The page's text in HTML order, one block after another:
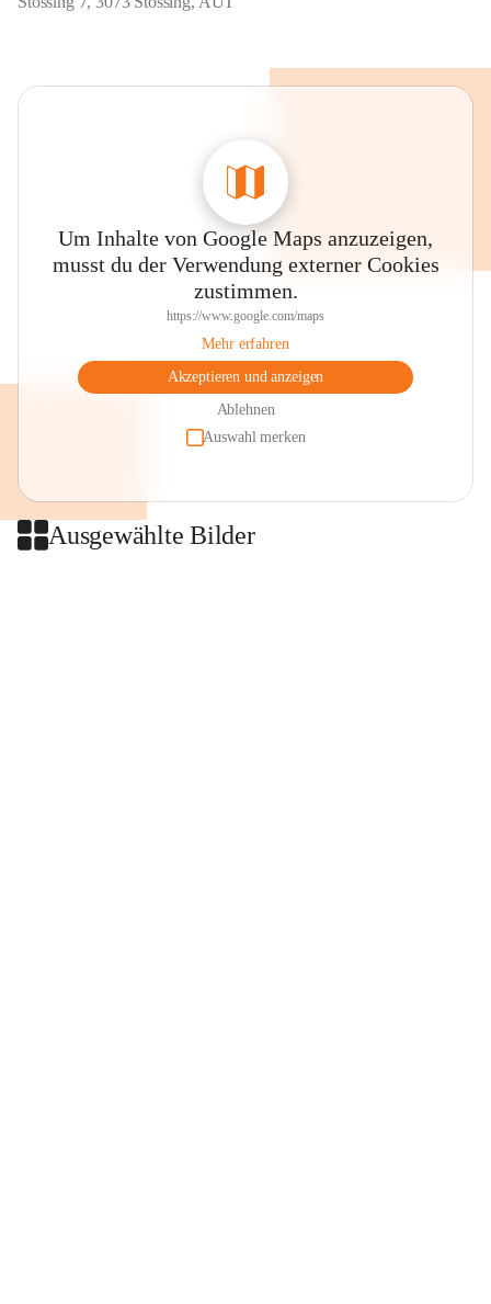
Um Inhalte von Google Maps anzuzeigen,
musst du der Verwendung externer Cookies
zustimmen.
https://www.google.com/maps
Mehr erfahren
Akzeptieren und anzeigen
Ablehnen
Auswahl merken
Ausgewählte Bilder